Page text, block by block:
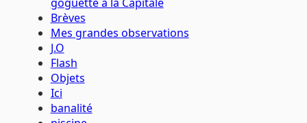
Brèves
Mes grandes observations
J.O
Flash
Objets
Ici
banalité